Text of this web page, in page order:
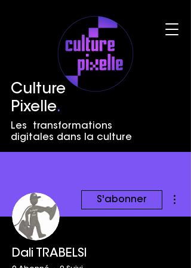
Culture
Pixelle.
Les transformations
digitales dans la culture
S'abonner
Dali TRABELSI